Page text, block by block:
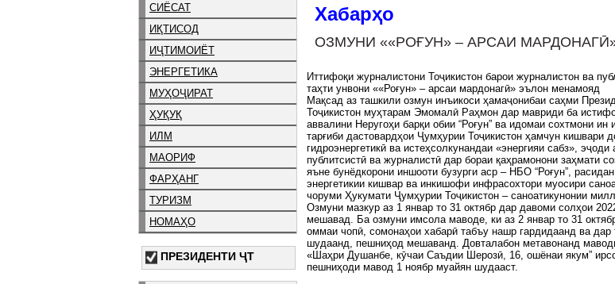
СИЁСАТ
ИҚТИСОД
ИҶТИМОИЁТ
ЭНЕРГЕТИКА
МУҲОҶИРАТ
ҲУҚУҚ
ИЛМ
МАОРИФ
ФАРҲАНГ
ТУРИЗМ
НОМАҲО
ПРЕЗИДЕНТИ ҶТ
Хабарҳо
ОЗМУНИ ««РОҒУН» – АРСАИ
Иттифоқи журналистони Тоҷикистон барои журналистон ва
таҳти унвони ««Роғун» – арсаи мардонагӣ» эълон менамояд
Мақсад аз ташкили озмун инъикоси ҳамаҷонибаи саҳми
Тоҷикистон муҳтарам Эмомалӣ Раҳмон дар мавриди ба
аввалини Неругоҳи барқи обии “Роғун” ва идомаи сохтмони ин
тарғиби дастовардҳои Ҷумҳурии Тоҷикистон ҳамчун кишвари
гидроэнергетикӣ ва истеҳсолкунандаи «энергияи сабз»,
публитсистӣ ва журналистӣ дар бораи қаҳрамонони заҳмати
яъне бунёдкорони иншооти бузурги аср – НБО “Роғун”,
энергетикии кишвар ва инкишофи инфрасохтори муосири
чоруми Ҳукумати Ҷумҳурии Тоҷикистон – саноатикунонии
Озмуни мазкур аз 1 январ то 31 октябр дар давоми солҳои
мешавад. Ба озмуни имсола маводе, ки аз 2 январ то 31
оммаи чопӣ, сомонаҳои хабарӣ табъу нашр гардидаанд ва дар
шудаанд, пешниҳод мешаванд. Довталабон метавонанд
«Шаҳри Душанбе, кӯчаи Саъдии Шерозӣ, 16, ошёнаи якум”
пешниҳоди мавод 1 ноябр муайян шудааст.